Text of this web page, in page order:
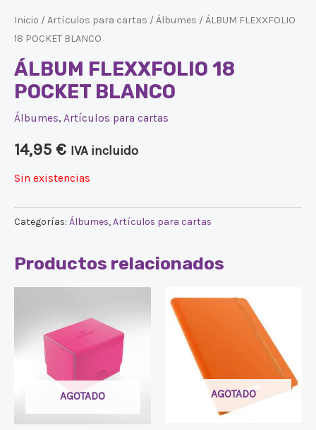
Inicio /Artículos para cartas /Álbumes / ÁLBUM FLEXXFOLIO
18 POCKET BLANCO
ÁLBUM FLEXXFOLIO 18
POCKET BLANCO
Álbumes, Artículos para cartas
14,95 € IVA incluido
Sin existencias
Categorías: Álbumes,Artículos para cartas
Productos relacionados
AGOTADO AGOTADO